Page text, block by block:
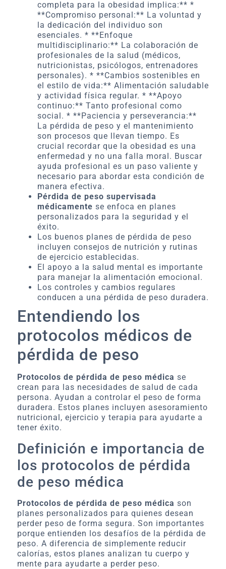
completa para la obesidad implica:** *
**Compromiso personal:** La voluntad y
la dedicación del individuo son
esenciales. * **Enfoque
multidisciplinario:** La colaboración de
profesionales de la salud (médicos,
nutricionistas, psicólogos, entrenadores
personales). * **Cambios sostenibles en
el estilo de vida:** Alimentación saludable
y actividad física regular. * **Apoyo
continuo:** Tanto profesional como
social. * **Paciencia y perseverancia:**
La pérdida de peso y el mantenimiento
son procesos que llevan tiempo. Es
crucial recordar que la obesidad es una
enfermedad y no una falla moral. Buscar
ayuda profesional es un paso valiente y
necesario para abordar esta condición de
manera efectiva.
Pérdida de peso supervisada
médicamente se enfoca en planes
personalizados para la seguridad y el
éxito.
Los buenos planes de pérdida de peso
incluyen consejos de nutrición y rutinas
de ejercicio establecidas.
El apoyo a la salud mental es importante
para manejar la alimentación emocional.
Los controles y cambios regulares
conducen a una pérdida de peso duradera.
Entendiendo los
protocolos médicos de
pérdida de peso
Protocolos de pérdida de peso médica se
crean para las necesidades de salud de cada
persona. Ayudan a controlar el peso de forma
duradera. Estos planes incluyen asesoramiento
nutricional, ejercicio y terapia para ayudarte a
tener éxito.
Definición e importancia de
los protocolos de pérdida
de peso médica
Protocolos de pérdida de peso médica son
planes personalizados para quienes desean
perder peso de forma segura. Son importantes
porque entienden los desafíos de la pérdida de
peso. A diferencia de simplemente reducir
calorías, estos planes analizan tu cuerpo y
mente para ayudarte a perder peso.